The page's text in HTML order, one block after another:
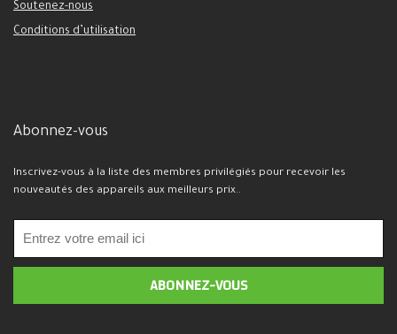
Soutenez-nous
Conditions d’utilisation
Abonnez-vous
Inscrivez-vous à la liste des membres privilégiés pour recevoir les
nouveautés des appareils aux meilleurs prix..